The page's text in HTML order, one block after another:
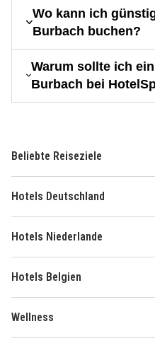
Wo kann ich
Burbach buchen?
Warum sollte ich
Burbach bei
Beliebte Reiseziele
Hotels Deutschland
Hotels Niederlande
Hotels Belgien
Wellness